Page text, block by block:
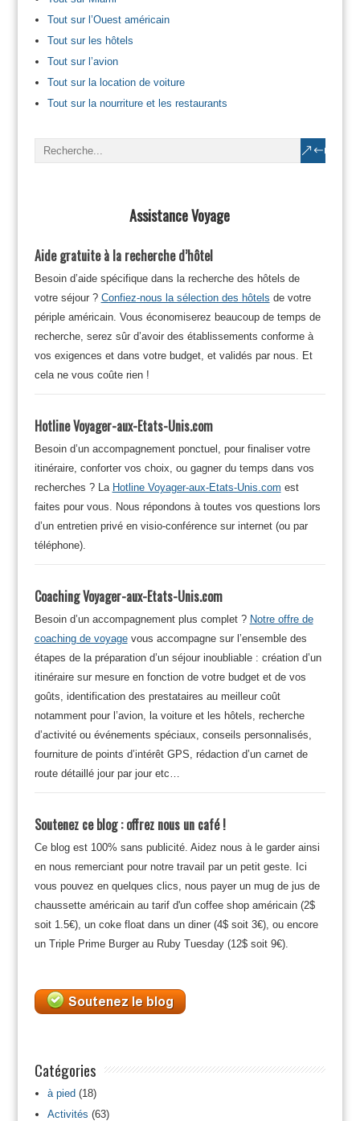
Tout sur l’Ouest américain
Tout sur les hôtels
Tout sur l’avion
Tout sur la location de voiture
Tout sur la nourriture et les restaurants
Assistance Voyage
Aide gratuite à la recherche d’hôtel
Besoin d’aide spécifique dans la recherche des hôtels de
votre séjour ? Confiez-nous la sélection des hôtels de votre
périple américain. Vous économiserez beaucoup de temps de
recherche, serez sûr d’avoir des établissements conforme à
vos exigences et dans votre budget, et validés par nous. Et
cela ne vous coûte rien !
Hotline Voyager-aux-Etats-Unis.com
Besoin d’un accompagnement ponctuel, pour finaliser votre
itinéraire, conforter vos choix, ou gagner du temps dans vos
recherches ? La Hotline Voyager-aux-Etats-Unis.com est
faites pour vous. Nous répondons à toutes vos questions lors
d’un entretien privé en visio-conférence sur internet (ou par
téléphone).
Coaching Voyager-aux-Etats-Unis.com
Besoin d’un accompagnement plus complet ? Notre offre de
coaching de voyagevous accompagne sur l’ensemble des
étapes de la préparation d’un séjour inoubliable : création d’un
itinéraire sur mesure en fonction de votre budget et de vos
goûts, identification des prestataires au meilleur coût
notamment pour l’avion, la voiture et les hôtels, recherche
d’activité ou événements spéciaux, conseils personnalisés,
fourniture de points d’intérêt GPS, rédaction d’un carnet de
route détaillé jour par jour etc…
Soutenez ce blog : offrez nous un café !
Ce blog est 100% sans publicité. Aidez nous à le garder ainsi
en nous remerciant pour notre travail par un petit geste. Ici
vous pouvez en quelques clics, nous payer un mug de jus de
chaussette américain au tarif d'un coffee shop américain (2$
soit 1.5€), un coke float dans un diner (4$ soit 3€), ou encore
un Triple Prime Burger au Ruby Tuesday (12$ soit 9€).
Catégories
à pied(18)
Activités (63)